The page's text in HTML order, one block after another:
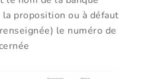
proposition ou à défaut
le numéro de